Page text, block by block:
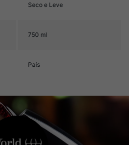
Seco e Leve
750 ml
País